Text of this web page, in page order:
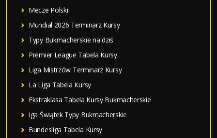
Mecze Polski
Mundial 2026 Terminarz Kursy
Typy Bukmacherskie na dziś
Premier League Tabela Kursy
Liga Mistrzów Terminarz Kursy
La Liga Tabela Kursy
Ekstraklasa Tabela Kursy Bukmacherskie
Iga Świątek Typy Bukmacherskie
Bundesliga Tabela Kursy